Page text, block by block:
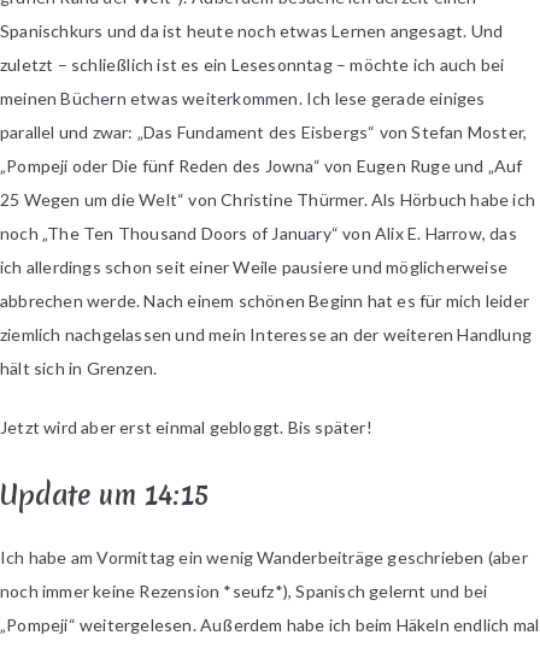
Spanischkurs und da ist heute noch etwas Lernen angesagt. Und
zuletzt – schließlich ist es ein Lesesonntag – möchte ich auch bei
meinen Büchern etwas weiterkommen. Ich lese gerade einiges
parallel und zwar: „Das Fundament des Eisbergs“ von Stefan Moster,
„Pompeji oder Die fünf Reden des Jowna“ von Eugen Ruge und „Auf
25 Wegen um die Welt“ von Christine Thürmer. Als Hörbuch habe ich
noch „The Ten Thousand Doors of January“ von Alix E. Harrow, das
ich allerdings schon seit einer Weile pausiere und möglicherweise
abbrechen werde. Nach einem schönen Beginn hat es für mich leider
ziemlich nachgelassen und mein Interesse an der weiteren Handlung
hält sich in Grenzen.
Jetzt wird aber erst einmal gebloggt. Bis später!
Update um 14:15
Ich habe am Vormittag ein wenig Wanderbeiträge geschrieben (aber
noch immer keine Rezension *seufz*), Spanisch gelernt und bei
„Pompeji“ weitergelesen. Außerdem habe ich beim Häkeln endlich mal